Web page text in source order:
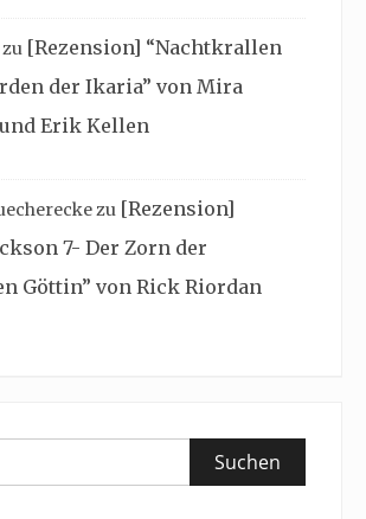
zu [Rezension] “Nachtkrallen
der Ikaria” von Mira
Erik Kellen
zu [Rezension]
7- Der Zorn der
Göttin” von Rick Riordan